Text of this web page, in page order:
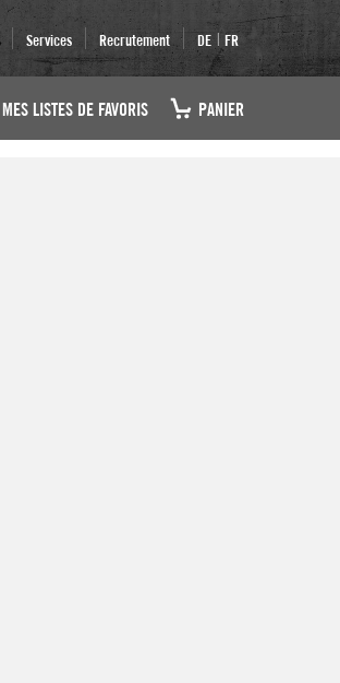
Services Recrutement DE | FR
MES LISTES DE FAVORIS PANIER